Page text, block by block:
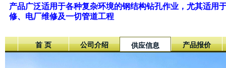
产品广泛适用于各种复杂环境的钢结构钻孔作业，尤其适用
修、电厂维修及一切管道工程
首 页 公司介绍 供应信息 产品报价